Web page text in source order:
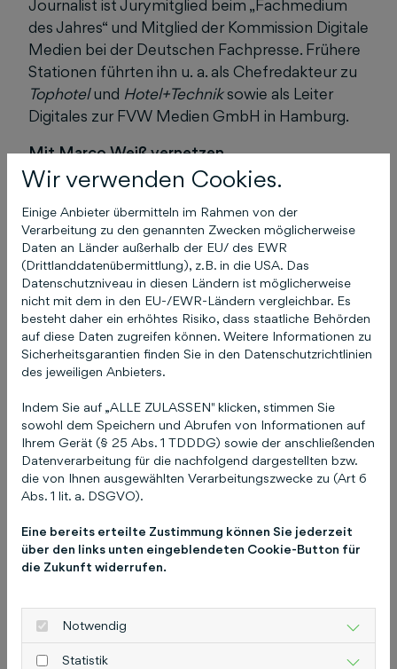
Journalist ist Jurymitglied beim „Fachmedium
des Jahres“ und Mitglied der Kommission Digitale
Medien bei der Deutschen Fachpresse. Frühere
Stationen führten ihn u. a. als Chefredakteur zu
Tophotelund Hotel+Techniksowie als Leiter
Digitales zur FVW Medien GmbH in Hamburg.
Mit Marco Weiß vernetzen
Mehr aus unserem
Management
Wir verwenden Cookies.
Einige Anbieter übermitteln im Rahmen von der
Verarbeitung zu den genannten Zwecken möglicherweise
Daten an Länder außerhalb der EU/ des EWR
(Drittlanddatenübermittlung), z.B. in die USA. Das
Datenschutzniveau in diesen Ländern ist möglicherweise
nicht mit dem in den EU-/EWR-Ländern vergleichbar. Es
besteht daher ein erhöhtes Risiko, dass staatliche Behörden
auf diese Daten zugreifen können. Weitere Informationen zu
Sicherheitsgarantien finden Sie in den Datenschutzrichtlinien
des jeweiligen Anbieters.
Indem Sie auf „ALLE ZULASSEN" klicken, stimmen Sie
sowohl dem Speichern und Abrufen von Informationen auf
Ihrem Gerät (§ 25 Abs. 1 TDDDG) sowie der anschließenden
Datenverarbeitung für die nachfolgend dargestellten bzw.
die von Ihnen ausgewählten Verarbeitungszwecke zu (Art 6
Abs. 1 lit. a. DSGVO).
Eine bereits erteilte Zustimmung können Sie jederzeit
über den links unten eingeblendeten Cookie-Button für
die Zukunft widerrufen.
Notwendig
Statistik